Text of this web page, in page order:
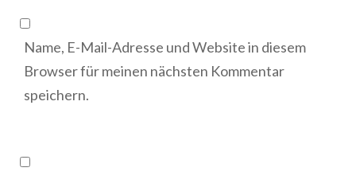
Name, E-Mail-Adresse und Website in diesem
Browser für meinen nächsten Kommentar
speichern.